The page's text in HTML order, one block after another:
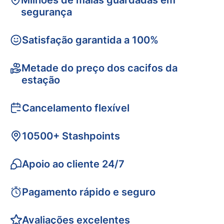
segurança
Satisfação garantida a 100%
Metade do preço dos cacifos da
estação
Cancelamento flexível
10500+ Stashpoints
Apoio ao cliente 24/7
Pagamento rápido e seguro
Avaliações excelentes